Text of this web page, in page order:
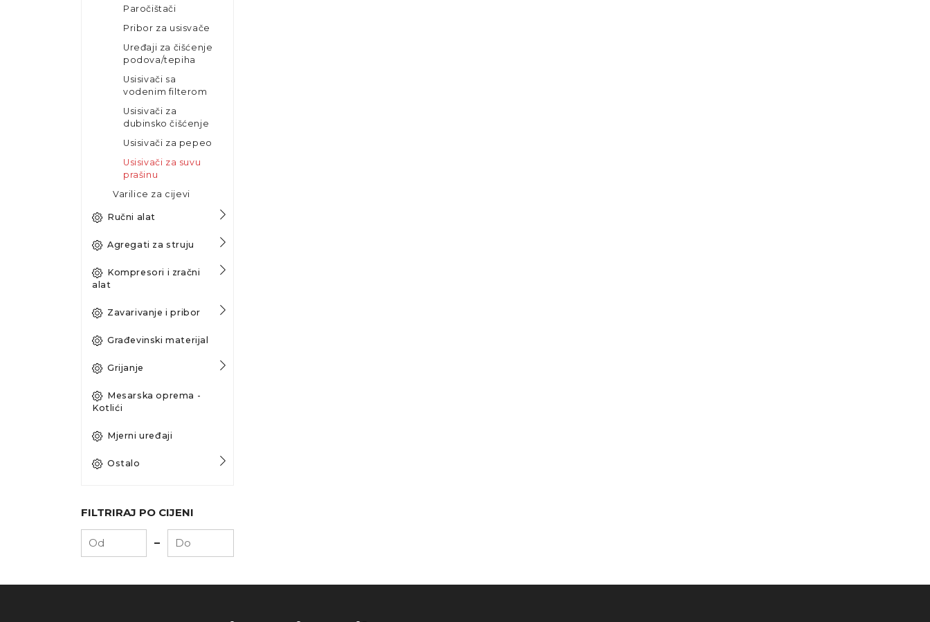
Paročištači
Pribor za usisvače
Uređaji za čišćenje
podova/tepiha
Usisivači sa
vodenim filterom
Usisivači za
dubinsko čišćenje
Usisivači za pepeo
Usisivači za suvu
prašinu
Varilice za cijevi
Ručni alat
Agregati za struju
Kompresori i zračni
alat
Zavarivanje i pribor
Građevinski materijal
Grijanje
Mesarska oprema -
Kotlići
Mjerni uređaji
Ostalo
FILTRIRAJ PO CIJENI
-